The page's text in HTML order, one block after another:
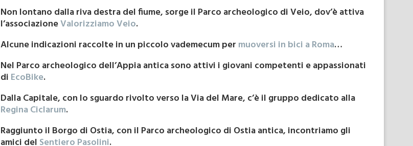
Non lontano dalla riva destra del fiume, sorge il Parco archeologico di Veio, dov’è attiva
l’associazioneValorizziamo Veio.
Alcune indicazioni raccolte in un piccolo vademecum per muoversi in bici a Roma…
Nel Parco archeologico dell’Appia antica sono attivi i giovani competenti e appassionati
di EcoBike.
Dalla Capitale, con lo sguardo rivolto verso la Via del Mare, c’è il gruppo dedicato alla
Regina Ciclarum.
Raggiunto il Borgo di Ostia, con il Parco archeologico di Ostia antica, incontriamo gli
amici del Sentiero Pasolini.